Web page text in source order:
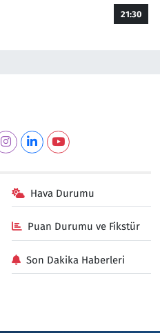
21:30
Hava Durumu
Puan Durumu ve Fikstür
Son Dakika Haberleri